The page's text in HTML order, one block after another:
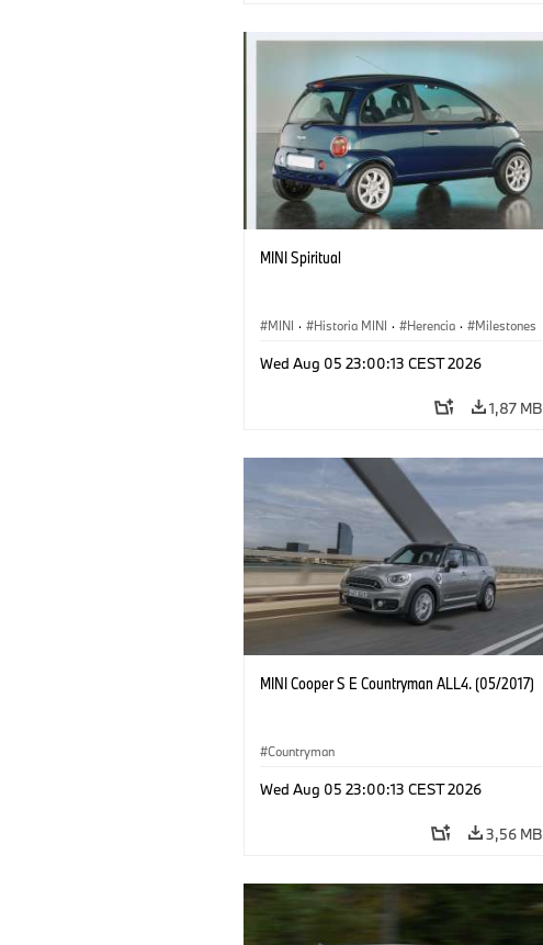
MINI Spiritual
MINI · Historia MINI · Herencia · Milestones
Wed Aug 05 23:00:13 CEST 2026
1,87 MB
MINI Cooper S E Countryman ALL4. (05/2017)
Countryman
Wed Aug 05 23:00:13 CEST 2026
3,56 MB